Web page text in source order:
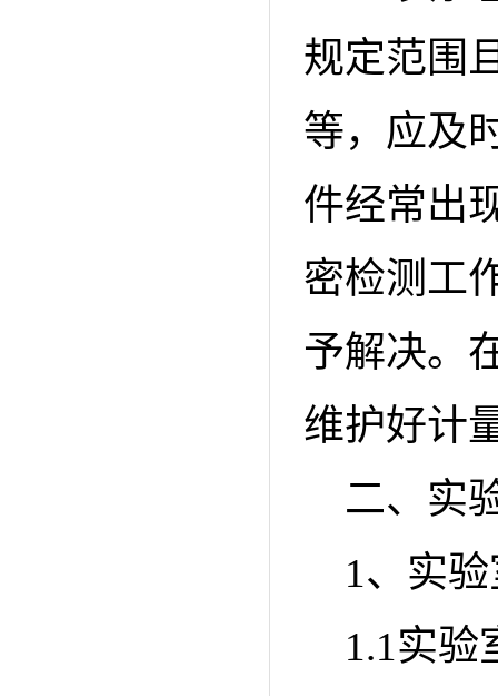
规定范围
等，应及
件经常出
密检测工
予解决。
维护好计
二、实
1、实
1.1实验